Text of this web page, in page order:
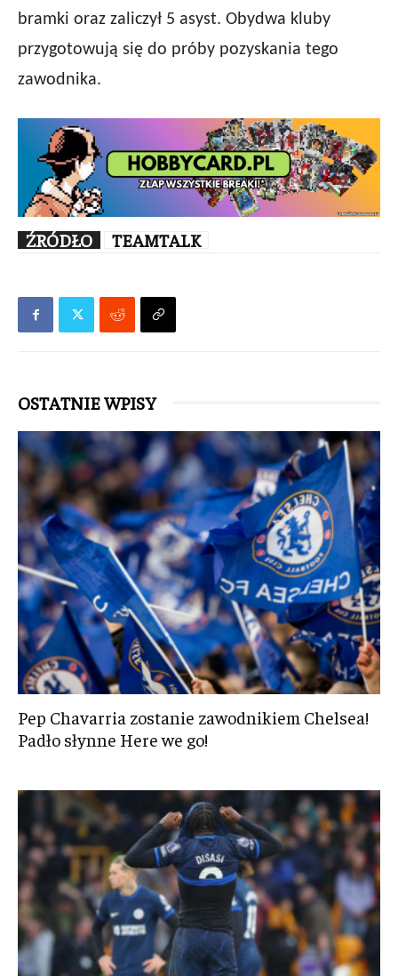
bramki oraz zaliczył 5 asyst. Obydwa kluby
przygotowują się do próby pozyskania tego
zawodnika.
ŹRÓDŁO TEAMTALK
OSTATNIE WPISY
Pep Chavarria zostanie zawodnikiem Chelsea!
Padło słynne Here we go!